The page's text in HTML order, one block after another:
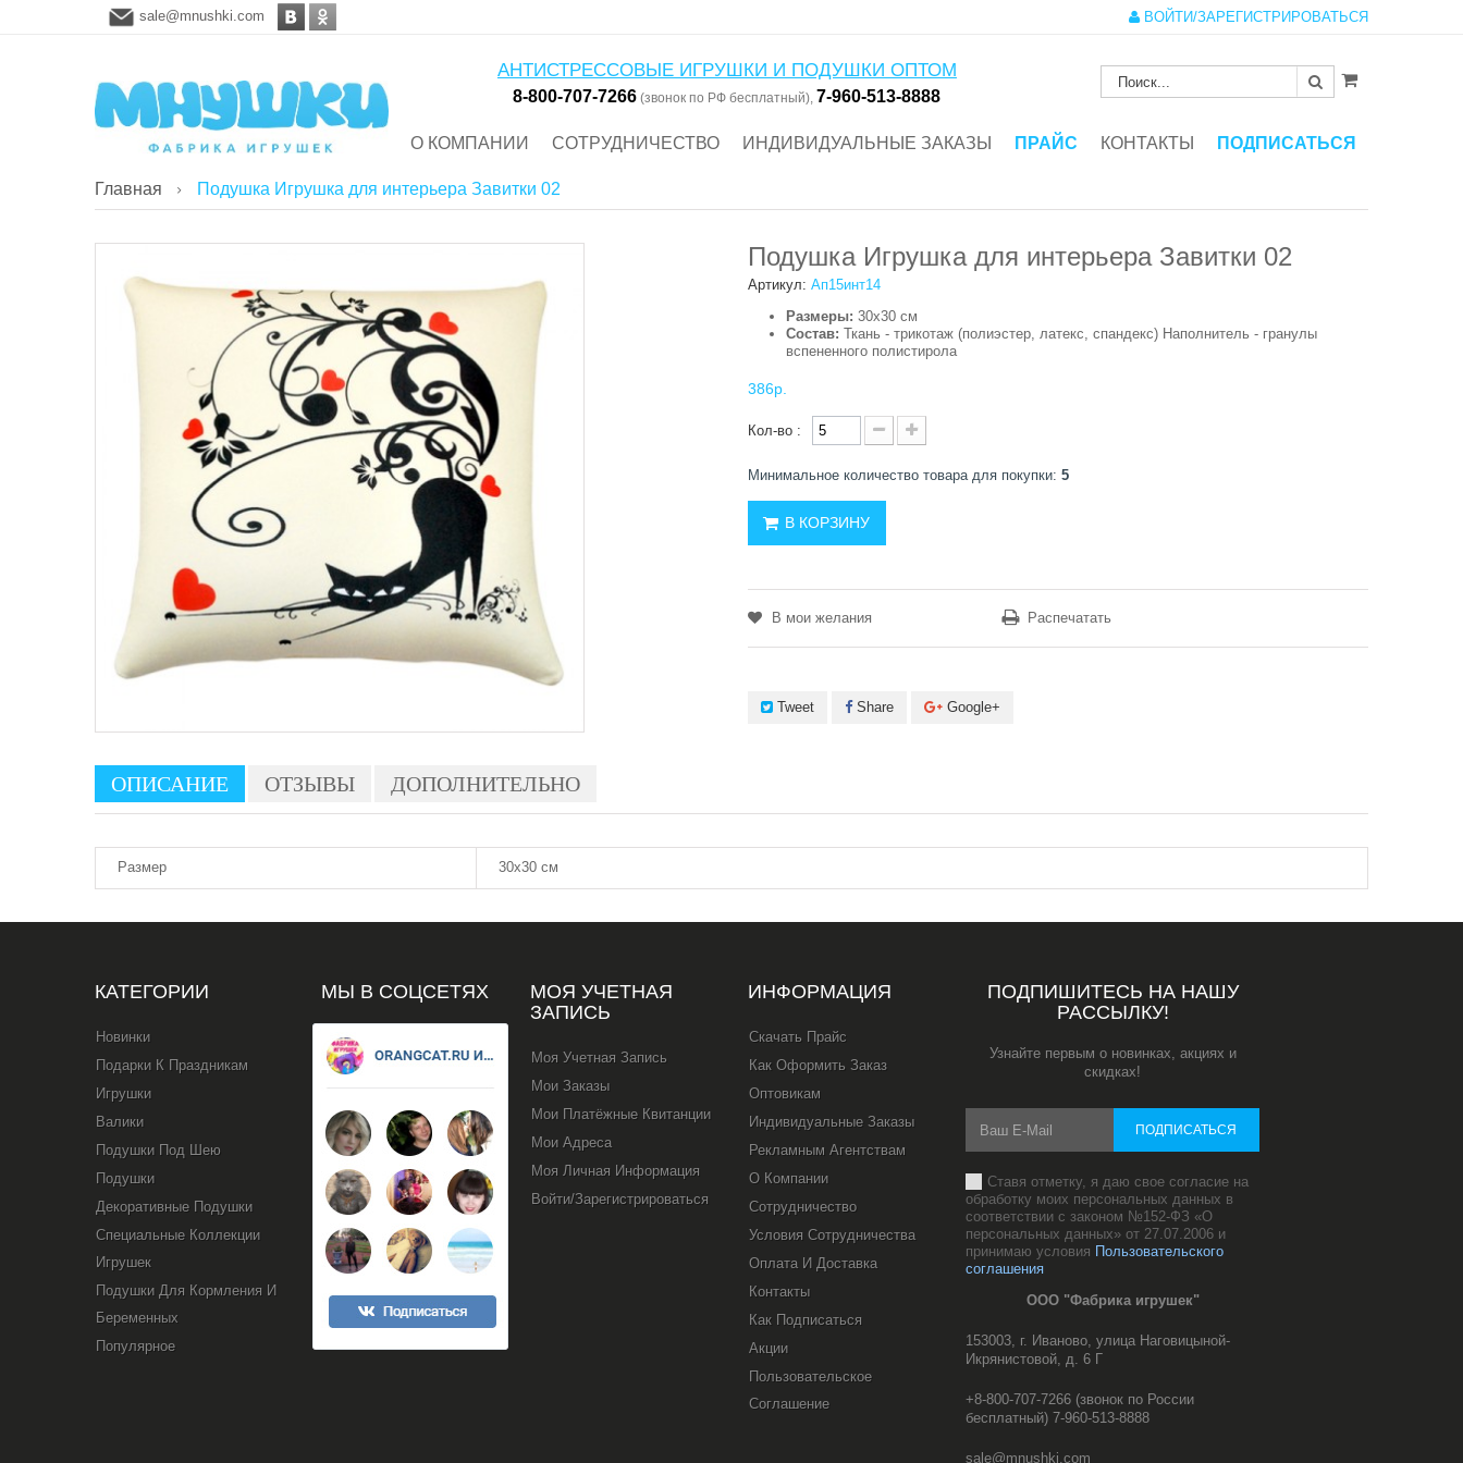
ВОЙТИ/ЗАРЕГИСТРИРОВАТЬСЯ
sale@mnushki.com
АНТИСТРЕССОВЫЕ ИГРУШКИ И ПОДУШКИ ОПТОМ
8-800-707-7266 (звонок по РФ бесплатный), 7-960-513-8888
О КОМПАНИИ СОТРУДНИЧЕСТВО ИНДИВИДУАЛЬНЫЕ ЗАКАЗЫ ПРАЙС КОНТАКТЫ ПОДПИСАТЬСЯ
Главная Подушка Игрушка для интерьера Завитки 02
Подушка Игрушка для интерьера Завитки 02
Артикул: Ап15инт14
Размеры: 30х30 см
Состав: Ткань - трикотаж (полиэстер, латекс, спандекс) Наполнитель - гранулы
вспененного полистирола
386р.
Кол-во :
Минимальное количество товара для покупки: 5
В КОРЗИНУ
В мои желания Распечатать
Tweet Share Google+
ОПИСАНИЕ ОТЗЫВЫ ДОПОЛНИТЕЛЬНО
Размер 30х30 см
КАТЕГОРИИ
Новинки
Подарки К Праздникам
Игрушки
Валики
Подушки Под Шею
Подушки
Декоративные Подушки
Специальные Коллекции
Игрушек
Подушки Для Кормления И
Беременных
Популярное
МЫ В СОЦСЕТЯХ
МОЯ УЧЕТНАЯ
ЗАПИСЬ
Моя Учетная Запись
Мои Заказы
Мои Платёжные Квитанции
Мои Адреса
Моя Личная Информация
Войти/Зарегистрироваться
ИНФОРМАЦИЯ
Скачать Прайс
Как Оформить Заказ
Оптовикам
Индивидуальные Заказы
Рекламным Агентствам
О Компании
Сотрудничество
Условия Сотрудничества
Оплата И Доставка
Контакты
Как Подписаться
Акции
Пользовательское
Соглашение
ПОДПИШИТЕСЬ НА НАШУ
РАССЫЛКУ!
Узнайте первым о новинках, акциях и
скидках!
Ставя отметку, я даю свое согласие на
обработку моих персональных данных в
соответствии с законом №152-ФЗ «О
персональных данных» от 27.07.2006 и
принимаю условия Пользовательского
соглашения
ПОДПИСАТЬСЯ
ООО "Фабрика игрушек"
153003, г. Иваново, улица Наговицыной-
Икрянистовой, д. 6 Г
+8-800-707-7266 (звонок по России
бесплатный) 7-960-513-8888
sale@mnushki.com